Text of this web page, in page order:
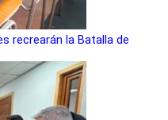
recrearán la Batalla de